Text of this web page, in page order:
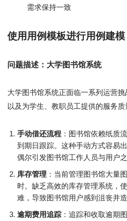
需求保持一致
使用用例模板进行用例建模
问题描述：大学图书馆系统
大学图书馆系统正面临一系列运营
以及为学生、教职员工提供的服务质
手动借还流程 ：图书馆依赖纸质
到期日跟踪。这种手动方式容易
偶尔引发图书馆工作人员与用户之
库存管理 ：当前管理图书馆大量
时。缺乏高效的库存管理系统，
难，导致图书馆用户感到沮丧并
逾期费用追踪 ：追踪和收取逾期